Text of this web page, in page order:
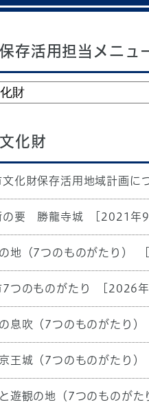
存活用担当メニュ
化財
化財保存活用地域計画に
の要 勝龍寺城 [2021年
地（7つのものがたり）
つのものがたり [2026
息吹（7つのものがたり）
王城（7つのものがたり）
観の地（7つのものがた